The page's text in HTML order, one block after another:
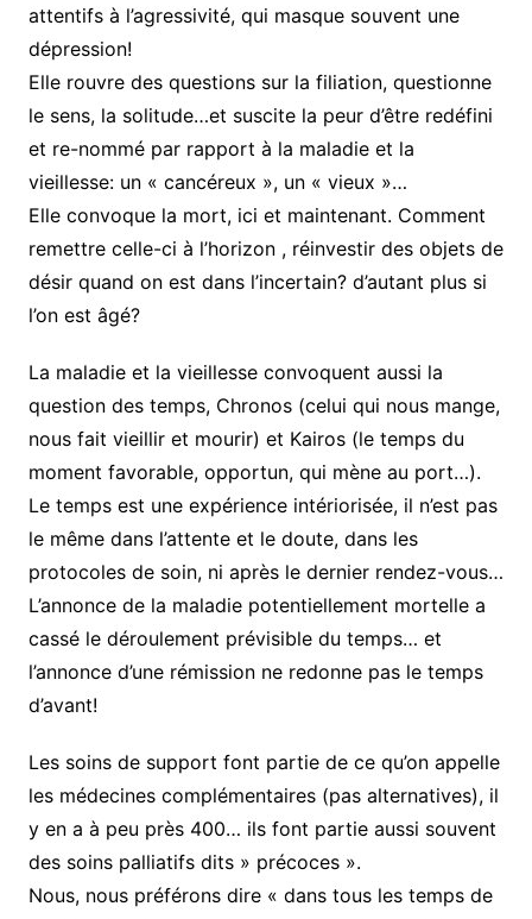
attentifs à l’agressivité, qui masque souvent une
dépression!
Elle rouvre des questions sur la filiation, questionne
le sens, la solitude…et suscite la peur d’être redéfini
et re-nommé par rapport à la maladie et la
vieillesse: un « cancéreux », un « vieux »…
Elle convoque la mort, ici et maintenant. Comment
remettre celle-ci à l’horizon , réinvestir des objets de
désir quand on est dans l’incertain? d’autant plus si
l’on est âgé?
La maladie et la vieillesse convoquent aussi la
question des temps, Chronos (celui qui nous mange,
nous fait vieillir et mourir) et Kairos (le temps du
moment favorable, opportun, qui mène au port…).
Le temps est une expérience intériorisée, il n’est pas
le même dans l’attente et le doute, dans les
protocoles de soin, ni après le dernier rendez-vous…
L’annonce de la maladie potentiellement mortelle a
cassé le déroulement prévisible du temps… et
l’annonce d’une rémission ne redonne pas le temps
d’avant!
Les soins de support font partie de ce qu’on appelle
les médecines complémentaires (pas alternatives), il
y en a à peu près 400… ils font partie aussi souvent
des soins palliatifs dits » précoces ».
Nous, nous préférons dire « dans tous les temps de